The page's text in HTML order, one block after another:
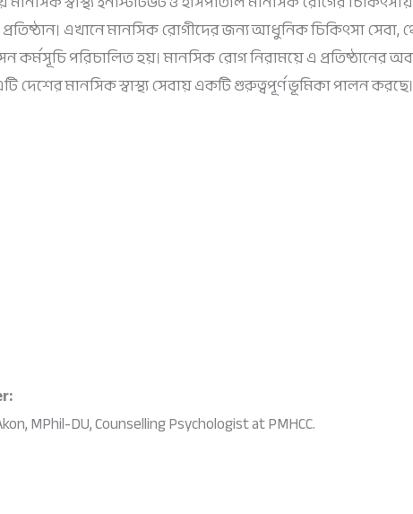
প্রতিষ্ঠান। এখানে মানসিক রোগীদের জন্য আধুনিক চিকিৎসা সেবা,
কর্মসূচি পরিচালিত হয়। মানসিক রোগ নিরাময়ে এ প্রতিষ্ঠানের
দেশের মানসিক স্বাস্থ্য সেবায় একটি গুরুত্বপূর্ণ ভূমিকা পালন করছে।
MPhil-DU, Counselling Psychologist at PMHCC.